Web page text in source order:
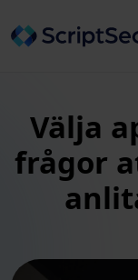
Välja
frågor